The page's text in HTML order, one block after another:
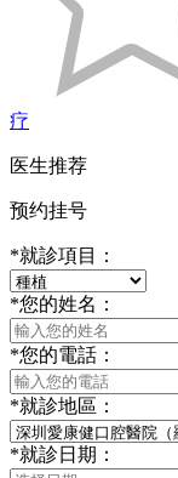
疗
医生推荐
预约挂号
*就診項目：
*您的姓名：
*您的電話：
*就診地區：
*就診日期：